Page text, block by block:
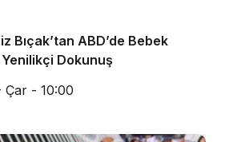
Bıçak’tan ABD’de Bebek
Dokunuş
Çar - 10:00